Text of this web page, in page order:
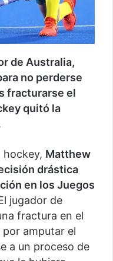
de Australia,
no perderse
fracturarse el
quitó la
hockey, Matthew
drástica
en los Juegos
jugador de
fractura en el
amputar el
a un proceso de